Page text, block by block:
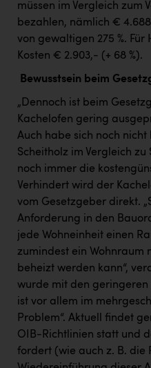
müssen im Vergleich zum
bezahlen, nämlich €
von gewaltigen 275 %.
Kosten € 2.903,- (+ 68 %).
Bewusstsein beim
„Dennoch ist beim
Kachelofen gering
Auch habe sich noch
Scheitholz im Vergleich
noch immer die
Verhindert wird der
vom Gesetzgeber direkt.
Anforderung in den
jede Wohneinheit einen
zumindest ein Wohnraum
beheizt werden kann“,
wurde mit den
ist vor allem im
Problem“. Aktuell findet
OIB-Richtlinien statt und
fordert (wie auch z. B. die